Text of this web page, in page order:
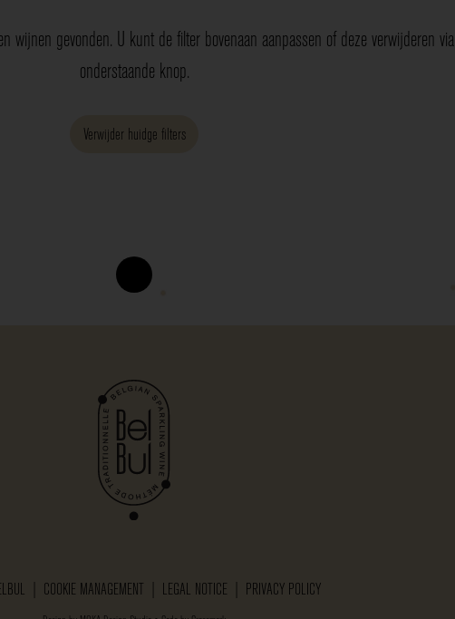
wijnen gevonden. U kunt de filter bovenaan aanpassen of deze verwijderen via
onderstaande knop.
Verwijder huidge filters
| COOKIE MANAGEMENT LEGAL NOTICE PRIVACY POLICY